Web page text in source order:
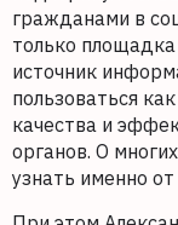
гражданами в
только
источник
пользоваться
качества и
органов. О
узнать именно